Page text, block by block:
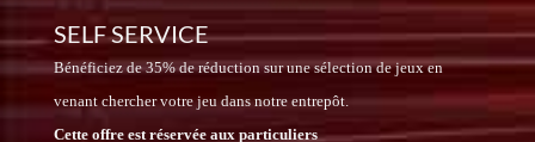
SELF SERVICE
Bénéficiez de 35% de réduction sur une sélection de jeux en
venant chercher votre jeu dans notre entrepôt.
Cette offre est réservée aux particuliers